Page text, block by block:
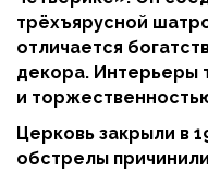
трёхъярусной
отличается
декора. Интерьеры
и
Церковь закрыли в
обстрелы